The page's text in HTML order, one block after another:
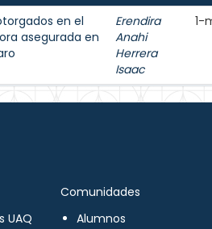
en el
asegurada en
Erendira
Anahi
Herrera
Isaac
1-
UAQ
Comunidades
Alumnos